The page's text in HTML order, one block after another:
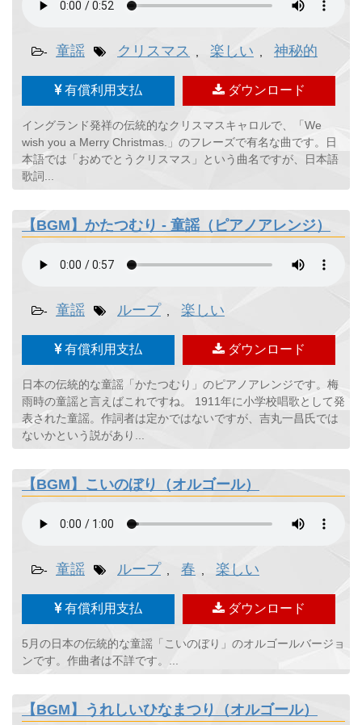
- 童謡 クリスマス 楽しい 神秘的
有償利用支払 ダウンロード
イングランド発祥の伝統的なクリスマスキャロルで、「We
wish you a Merry Christmas.」のフレーズで有名な曲です。日
本語では「おめでとうクリスマス」という曲名ですが、日本語
歌詞...
【BGM】かたつむり - 童謡（ピアノアレンジ）
- 童謡 ループ 楽しい
有償利用支払 ダウンロード
日本の伝統的な童謡「かたつむり」のピアノアレンジです。梅
雨時の童謡と言えばこれですね。 1911年に小学校唱歌として発
表された童謡。作詞者は定かではないですが、吉丸一昌氏では
ないかという説があり...
【BGM】こいのぼり（オルゴール）
- 童謡 ループ 春 楽しい
有償利用支払 ダウンロード
5月の日本の伝統的な童謡「こいのぼり」のオルゴールバージョ
ンです。作曲者は不詳です。...
【BGM】うれしいひなまつり（オルゴール）